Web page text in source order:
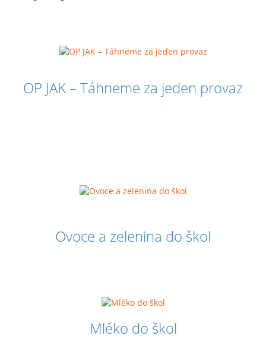
OP JAK – Táhneme za jeden provaz
Ovoce a zelenina do škol
Mléko do škol